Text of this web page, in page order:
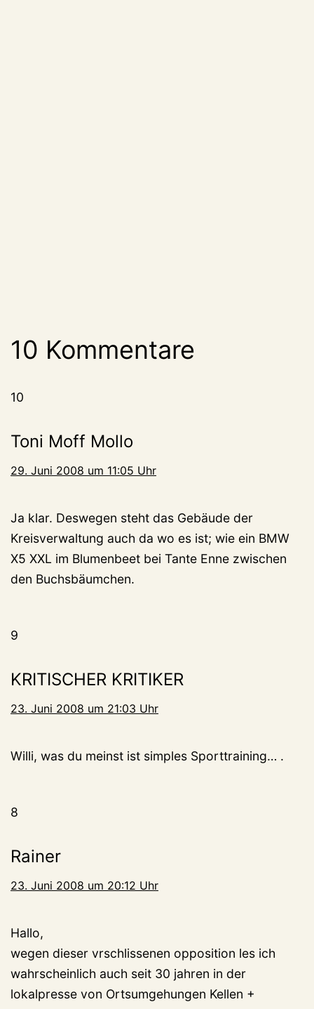
10 Kommentare
10
Toni Moff Mollo
29. Juni 2008 um 11:05 Uhr
Ja klar. Deswegen steht das Gebäude der
Kreisverwaltung auch da wo es ist; wie ein BMW
X5 XXL im Blumenbeet bei Tante Enne zwischen
den Buchsbäumchen.
9
KRITISCHER KRITIKER
23. Juni 2008 um 21:03 Uhr
Willi, was du meinst ist simples Sporttraining… .
8
Rainer
23. Juni 2008 um 20:12 Uhr
Hallo,
wegen dieser vrschlissenen opposition les ich
wahrscheinlich auch seit 30 jahren in der
lokalpresse von Ortsumgehungen Kellen +